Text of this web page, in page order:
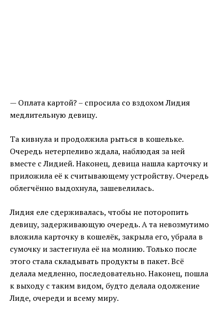
— Оплата картой? – спросила со вздохом Лидия
медлительную девицу.
Та кивнула и продолжила рыться в кошельке.
Очередь нетерпеливо ждала, наблюдая за ней
вместе с Лидией. Наконец, девица нашла карточку и
приложила её к считывающему устройству. Очередь
облегчённо выдохнула, зашевелилась.
Лидия еле сдерживалась, чтобы не поторопить
девицу, задерживающую очередь. А та невозмутимо
вложила карточку в кошелёк, закрыла его, убрала в
сумочку и застегнула её на молнию. Только после
этого стала складывать продукты в пакет. Всё
делала медленно, последовательно. Наконец, пошла
к выходу с таким видом, будто делала одолжение
Лиде, очереди и всему миру.